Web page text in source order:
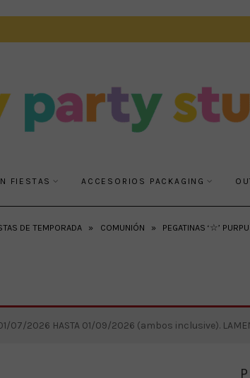
FIESTAS ACCESORIOS PACKAGING
DE TEMPORADA » COMUNIÓN » PEGATINAS ‘☆’
07/2026 HASTA 01/09/2026 (ambos inclusive).